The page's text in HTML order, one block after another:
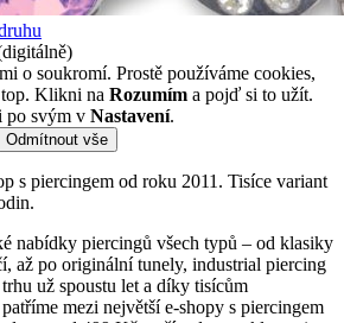
o soukromí. Prostě používáme cookies,
Klikni na Rozumím a pojď si to užít.
po svým v Nastavení.
Odmítnout vše
s piercingem od roku 2011. Tisíce variant
nabídky piercingů všech typů – od klasiky
až po originální tunely, industrial piercing
už spoustu let a díky tisícům
mezi největší e-shopy s piercingem